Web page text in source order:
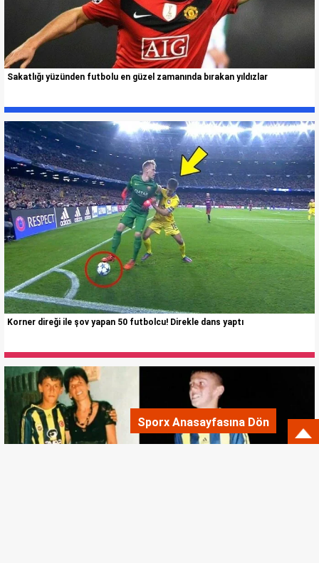
Sakatlığı yüzünden futbolu en güzel zamanında bırakan yıldızlar
Korner direği ile şov yapan 50 futbolcu! Direkle dans yaptı
Sporx Anasayfasına Dön